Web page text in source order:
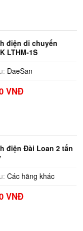
điện di chuyển
LTHM-1S
DaeSan
VNĐ
điện Đài Loan 2 tấn
Các hãng khác
VNĐ